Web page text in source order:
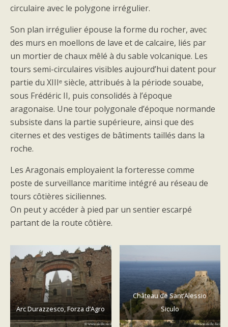
circulaire avec le polygone irrégulier.
Son plan irrégulier épouse la forme du rocher, avec
des murs en moellons de lave et de calcaire, liés par
un mortier de chaux mêlé à du sable volcanique. Les
tours semi-circulaires visibles aujourd’hui datent pour
partie du XIIIᵉ siècle, attribués à la période souabe,
sous Frédéric II, puis consolidés à l’époque
aragonaise. Une tour polygonale d’époque normande
subsiste dans la partie supérieure, ainsi que des
citernes et des vestiges de bâtiments taillés dans la
roche.
Les Aragonais employaient la forteresse comme
poste de surveillance maritime intégré au réseau de
tours côtières siciliennes.
On peut y accéder à pied par un sentier escarpé
partant de la route côtière.
Arc Durazzesco, Forza d’Agro
Château de Sant’Alessio
Siculo